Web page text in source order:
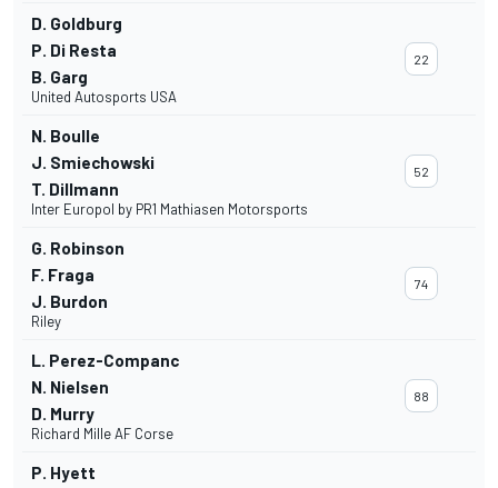
D. Goldburg
P. Di Resta
B. Garg
United Autosports USA
22
N. Boulle
J. Smiechowski
T. Dillmann
Inter Europol by PR1 Mathiasen Motorsports
52
G. Robinson
F. Fraga
J. Burdon
Riley
74
L. Perez-Companc
N. Nielsen
D. Murry
Richard Mille AF Corse
88
P. Hyett